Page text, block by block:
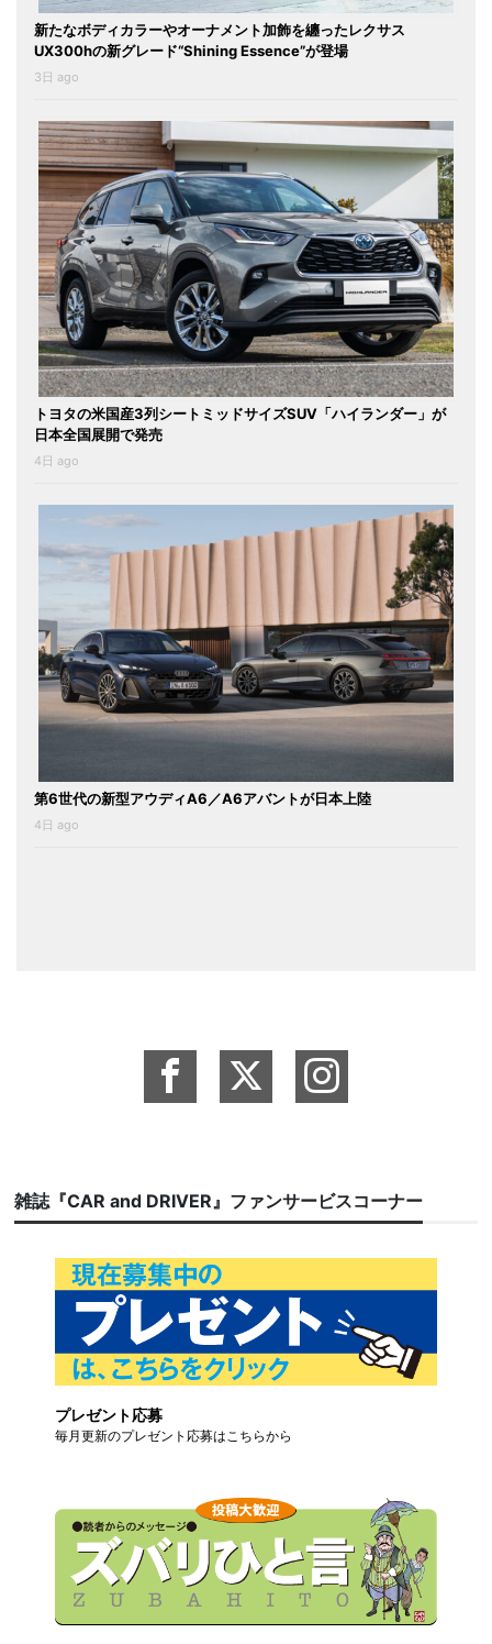
新たなボディカラーやオーナメント加飾を纏ったレクサス
UX300hの新グレード“Shining Essence”が登場
3日 ago
トヨタの米国産3列シートミッドサイズSUV「ハイランダー」が
日本全国展開で発売
4日 ago
第6世代の新型アウディA6／A6アバントが日本上陸
4日 ago
雑誌『CAR and DRIVER』ファンサービスコーナー
プレゼント応募
毎月更新のプレゼント応募はこちらから